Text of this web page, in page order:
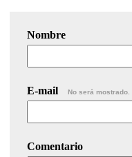
Nombre
E-mail No será mostrado.
Comentario